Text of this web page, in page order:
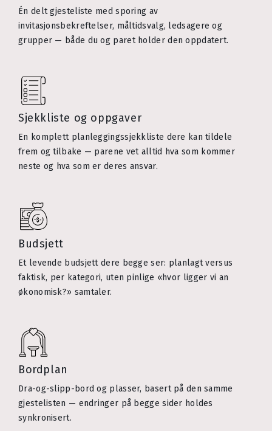
Én delt gjesteliste med sporing av
invitasjonsbekreftelser, måltidsvalg, ledsagere og
grupper — både du og paret holder den oppdatert.
Sjekkliste og oppgaver
En komplett planleggingssjekkliste dere kan tildele
frem og tilbake — parene vet alltid hva som kommer
neste og hva som er deres ansvar.
Budsjett
Et levende budsjett dere begge ser: planlagt versus
faktisk, per kategori, uten pinlige «hvor ligger vi an
økonomisk?» samtaler.
Bordplan
Dra-og-slipp-bord og plasser, basert på den samme
gjestelisten — endringer på begge sider holdes
synkronisert.